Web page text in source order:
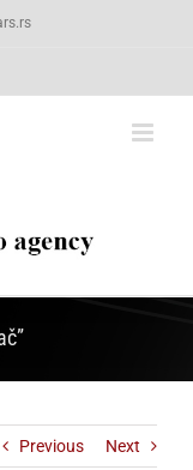
Previous Next